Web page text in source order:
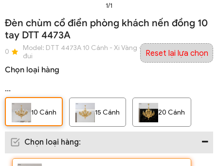
1/1
Đèn chùm cổ điển phòng khách nến đồng 10
tay DTT 4473A
0 Model: DTT 4473A 10 Cánh - Xi Vàng - Ø1100xH920 - E14 x 10
đui
Chọn loại hàng
...
10 Cánh 15 Cánh 20 Cánh
Chọn loại hàng:
Reset lại lựa chọn